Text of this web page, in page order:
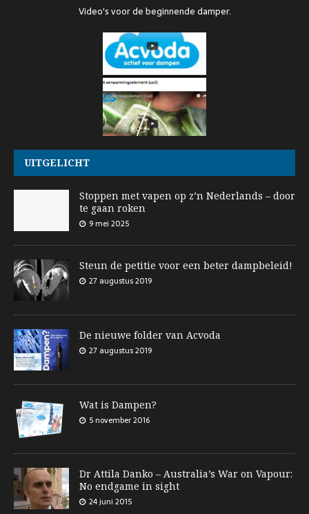
Video's voor de beginnende damper.
UITGELICHT
Stoppen met vapen op z’n Nederlands – door
te gaan roken
9 mei 2025
Steun de petitie voor een beter dampbeleid!
27 augustus 2019
De nieuwe folder van Acvoda
27 augustus 2019
Wat is Dampen?
5 november 2016
Dr Attila Danko – Australia’s War on Vapour:
No endgame in sight
24 juni 2015